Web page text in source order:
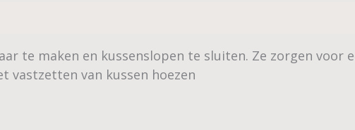
te maken en kussenslopen te sluiten. Ze zorgen voor
vastzetten van kussen hoezen